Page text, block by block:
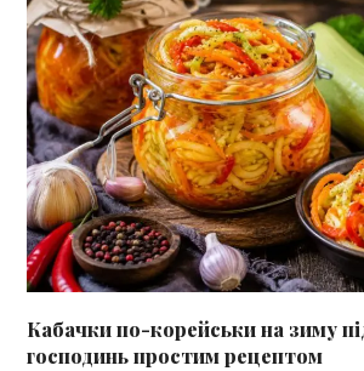
Кабачки по-корейськи на зиму
господинь простим рецептом